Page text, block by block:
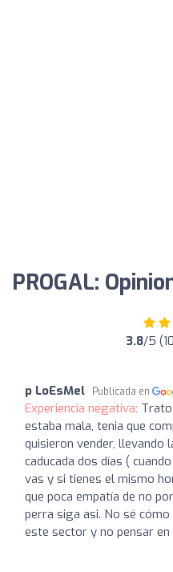
PROGAL:
3.8/5
p LoEsMel Publicada en
Experiencia negativa:
estaba mala, tenia que
quisieron vender, llevando
caducada dos días (
vas y si tienes el mismo
que poca empatía de no
perra siga asi. No sé
este sector y no pensar